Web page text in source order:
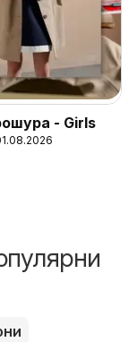
- Girls